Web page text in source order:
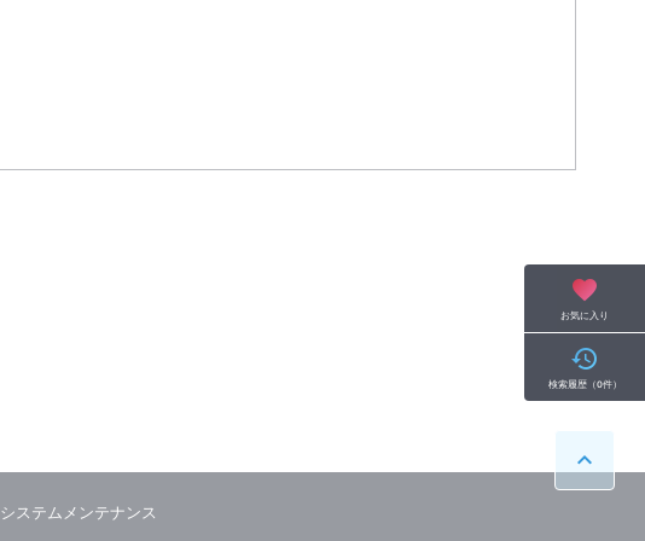
システムメンテナンス
お気に入り
検索履歴（0件）